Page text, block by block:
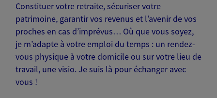
Constituer votre retraite, sécuriser votre
patrimoine, garantir vos revenus et l’avenir de vos
proches en cas d’imprévus… Où que vous soyez,
je m’adapte à votre emploi du temps : un rendez-
vous physique à votre domicile ou sur votre lieu de
travail, une visio. Je suis là pour échanger avec
vous !